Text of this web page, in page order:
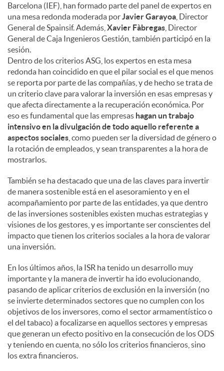
Barcelona (IEF), han formado parte del panel de expertos en
una mesa redonda moderada porJavier Garayoa , Director
General de Spainsif. Además, Xavier Fàbregas , Director
General de Caja Ingenieros Gestión, también participó en la
sesión.
Dentro de los criterios ASG, los expertos en esta mesa
redonda han coincidido en que el pilar social es el que menos
se reporta por parte de las compañías, y de hecho se trata de
un criterio clave para valorar la inversión en esas empresas y
que afecta directamente a la recuperación económica. Por
eso es fundamental que las empresas hagan un trabajo
intensivo en la divulgación de todo aquello referente a
aspectos sociales , como pueden ser la diversidad de género o
la rotación de empleados, y sean transparentes a la hora de
mostrarlos.
También se ha destacado que una de las claves para invertir
de manera sostenible está en el asesoramiento y en el
acompañamiento por parte de las entidades, ya que dentro
de las inversiones sostenibles existen muchas estrategias y
visiones de los gestores, y es importante ser conscientes del
impacto que tienen los criterios sociales a la hora de valorar
una inversión.
En los últimos años, la ISR ha tenido un desarrollo muy
importante y la manera de invertir ha ido evolucionando,
pasando de aplicar criterios de exclusión en la inversión (no
se invierte determinados sectores que no cumplen con los
objetivos de los inversores, como el sector armamentístico o
el del tabaco) a focalizarse en aquellos sectores y empresas
que generan un efecto positivo en la consecución de los ODS
y teniendo en cuenta, no sólo los criterios financieros, sino
los extra financieros.